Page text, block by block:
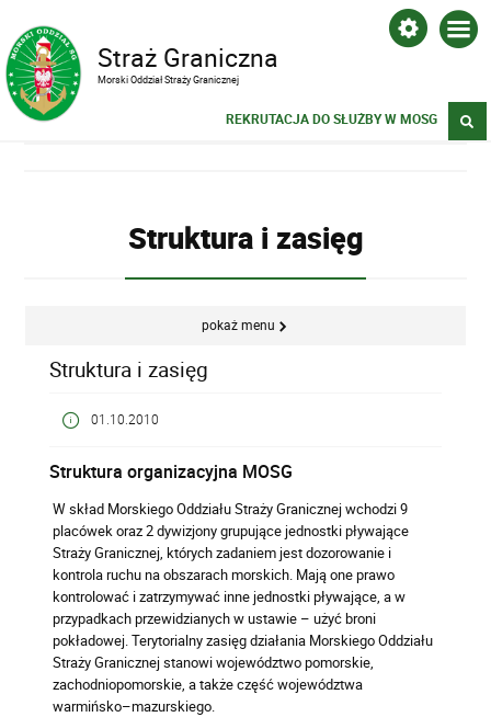
Straż Graniczna
Morski Oddział Straży Granicznej
REKRUTACJA DO SŁUŻBY W MOSG
Struktura i zasięg
pokaż menu
Struktura i zasięg
01.10.2010
Struktura organizacyjna MOSG
W skład Morskiego Oddziału Straży Granicznej wchodzi 9
placówek oraz 2 dywizjony grupujące jednostki pływające
Straży Granicznej, których zadaniem jest dozorowanie i
kontrola ruchu na obszarach morskich. Mają one prawo
kontrolować i zatrzymywać inne jednostki pływające, a w
przypadkach przewidzianych w ustawie – użyć broni
pokładowej. Terytorialny zasięg działania Morskiego Oddziału
Straży Granicznej stanowi województwo pomorskie,
zachodniopomorskie, a także część województwa
warmińsko–mazurskiego.